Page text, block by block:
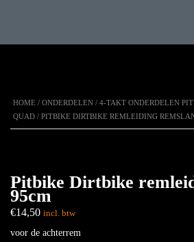
HOME / ONDERDELEN / 4-TAKT ONDERDELEN
QUAD / PITBIKE DIRTBIKE REMLEIDING
Pitbike Dirtbike
95cm
€14,50 incl. btw
voor de achterrem